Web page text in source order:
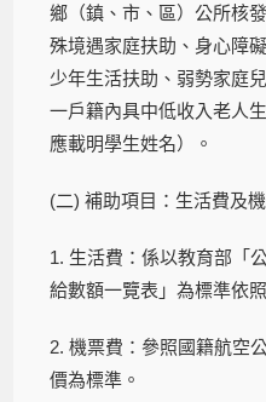
鄉（鎮、市、區）公所核
殊境遇家庭扶助、身心障
少年生活扶助、弱勢家庭
一戶籍內具中低收入老人
應載明學生姓名）。
(二) 補助項目：生活費及機
1. 生活費：係以教育部「
給數額一覽表」為標準依
2. 機票費：參照國籍航空
價為標準。